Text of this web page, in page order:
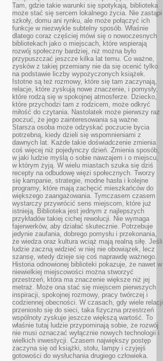
Tam, gdzie takie warunki się spotykają, biblioteka
może stać się sercem lokalnego życia. Nie zastąpi
szkoły, domu ani rynku, ale może połączyć ich
funkcje w niezwykle subtelny sposób. Właśnie
dlatego coraz częściej mówi się o nowoczesnych
bibliotekach jako o miejscach, które wspierają
rozwój społeczny bardziej, niż można było
przypuszczać jeszcze kilka lat temu. Co ważne,
zysków z takiej przemiany nie da się ocenić tylko
na podstawie liczby wypożyczonych książek.
Istotne są też rozmowy, które się tam zaczynają,
relacje, które zyskują nowe znaczenie, i pomysły,
które rodzą się w spokojnej atmosferze. Dziecko,
które przychodzi tam z rodzicem, może odkryć
miłość do czytania. Nastolatek może pierwszy raz
poczuć, że jego zainteresowania są ważne.
Starsza osoba może odzyskać poczucie bycia
potrzebną, kiedy dzieli się wspomnieniami z
dawnych lat. Każde takie doświadczenie zmienia
coś więcej niż pojedynczy dzień. Zmienia sposób,
w jaki ludzie myślą o sobie nawzajem i o miejscu,
w którym żyją. W wielu miastach szuka się dziś
recepty na odbudowę więzi społecznych. Tworzy
się kampanie, strategie, modne hasła i kolejne
programy, które mają zachęcić mieszkańców do
większego zaangażowania. Tymczasem czasem
wystarczy przywrócić sens miejscom, które już
istnieją. Biblioteka jest jednym z najlepszych
przykładów takiej cichej rewolucji. Nie wymaga
fajerwerków, aby działać skutecznie. Potrzebuje
jedynie zaufania, dobrego pomysłu i przekonania,
że wiedza oraz kultura wciąż mają realną siłę. Jeśli
ludzie zaczną widzieć w niej nie obowiązek, lecz
szansę, wtedy dzieje się coś naprawdę ważnego.
Historia odnowionej biblioteki pokazuje, że nawet w
niewielkiej miejscowości można stworzyć
przestrzeń, która ma znaczenie większe niż jej
metraż. Może ona stać się miejscem pierwszych
inspiracji, spokojnej rozmowy, pracy twórczej i
codziennej obecności. W czasach, gdy wiele relacji
przeniosło się do sieci, taka fizyczna przestrzeń
wspólnoty zyskuje jeszcze większą wartość. To
właśnie tutaj ludzie przypominają sobie, że rozwój
nie musi oznaczać wyłącznie nowych technologii i
wielkich inwestycji. Czasem największy postęp
zaczyna się od książki, stołu, lampy i czyjejś
gotowości do wysłuchania drugiego człowieka.